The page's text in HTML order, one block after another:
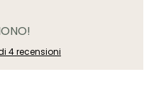
4 recensioni